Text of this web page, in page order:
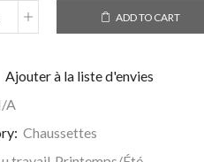
ADD TO CART
Ajouter à la liste d'envies
A
Chaussettes